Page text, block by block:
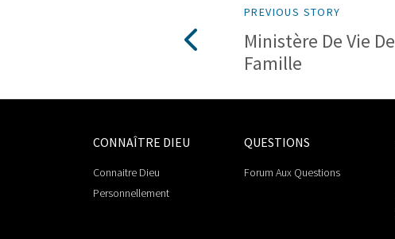
PREVIOUS STORY
Ministère De Vie De
Famille
CONNAÎTRE DIEU
Connaitre Dieu
Personnellement
QUESTIONS
Forum Aux Questions